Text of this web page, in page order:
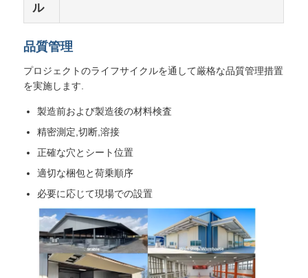
ル
品質管理
プロジェクトのライフサイクルを通して厳格な品質管理措置
を実施します.
製造前および製造後の材料検査
精密測定,切断,溶接
正確な穴とシート位置
適切な梱包と荷乗順序
必要に応じて現場での設置